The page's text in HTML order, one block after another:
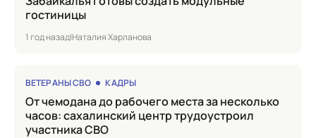
гостиницы
1 год назад|Наталия Харланова
ВЕТЕРАНЫ СВО КАДРЫ
от чемодана до рабочего места за несколько
часов: сахалинский центр трудоустроил
участника СВО